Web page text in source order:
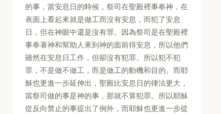
的事，當安息日的時候，祭司在聖殿裡事奉神，在
表面上看起來就是做工而沒有安息，而犯了安息
日，但在神眼中還是沒有罪。因為祭司是在聖殿裡
事奉著神和幫助人來到神的面前得安息，所以他們
雖然在安息日工作，但卻沒有犯罪。所以犯不犯
罪，不是做不做工，而是做工的動機和目的。而耶
穌也更進一步延伸出，聖殿比安息日的律法更大，
當祭司做的事是神的事，那就不算犯罪。所以耶穌
從反向禁止的事提出了例外，而耶穌也更進一步從